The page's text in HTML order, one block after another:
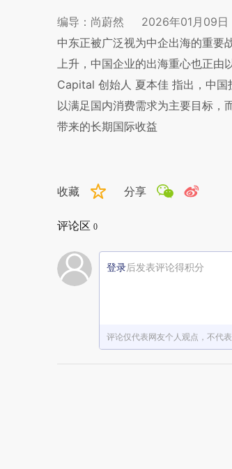
编导：尚蔚然
2026年01月09日
中东正被广泛视为中企出海的重要
上升，中国企业的出海重心也正由
Capital 创始人 夏本佳 指出，中国
以满足国内消费需求为主要目标，
带来的长期国际收益
收藏 分享
评论区 0
登录后发表评论得积分
评论仅代表网友个人观点，不代